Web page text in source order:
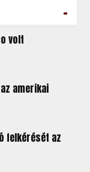
-
volt
amerikai
felkérését az